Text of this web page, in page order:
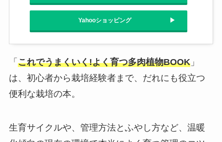
Yahooショッピング
「 これでうまくいく!よく育つ多肉植物BOOK」
は、初心者から栽培経験者まで、だれにも役立つ
便利な栽培の本。
生育サイクルや、管理方法とふやし方など、温暖